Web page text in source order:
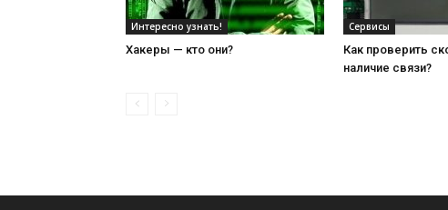
Интересно узнать!
Хакеры — кто они?
Сервисы
Как проверить
наличие связи?